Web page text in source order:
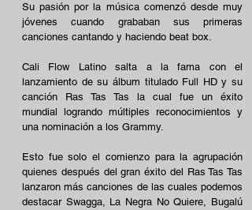
Su pasión por la música comenzó desde muy
jóvenes cuando grababan sus primeras
canciones cantando y haciendo beat box.
Cali Flow Latino salta a la fama con el
lanzamiento de su álbum titulado Full HD y su
canción Ras Tas Tas la cual fue un éxito
mundial logrando múltiples reconocimientos y
una nominación a los Grammy.
Esto fue solo el comienzo para la agrupación
quienes después del gran éxito del Ras Tas Tas
lanzaron más canciones de las cuales podemos
destacar Swagga, La Negra No Quiere, Bugalú